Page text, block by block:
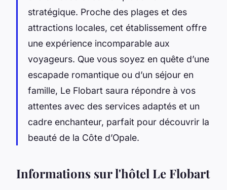
stratégique. Proche des plages et des
attractions locales, cet établissement offre
une expérience incomparable aux
voyageurs. Que vous soyez en quête d’une
escapade romantique ou d’un séjour en
famille, Le Flobart saura répondre à vos
attentes avec des services adaptés et un
cadre enchanteur, parfait pour découvrir la
beauté de la Côte d’Opale.
Informations sur l'hôtel Le Flobart